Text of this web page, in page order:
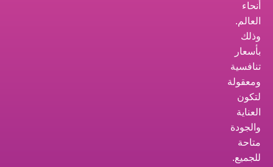
أنحاء
العالم.
وذلك
بأسعار
تنافسية
ومعقولة
لتكون
العناية
والجودة
متاحة
للجميع.